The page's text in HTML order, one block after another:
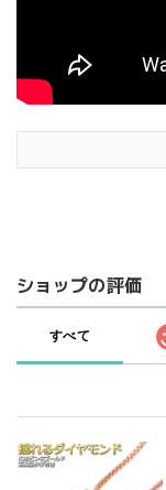
ショップの評価
すべて